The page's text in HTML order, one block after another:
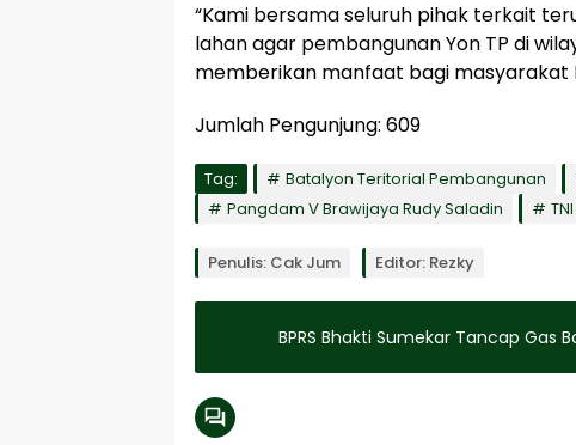
“Kami bersama seluruh pihak terkait
lahan agar pembangunan Yon TP di
memberikan manfaat bagi masyarakat
Jumlah Pengunjung: 609
Tag: Batalyon Teritorial Pembangunan
Pangdam V Brawijaya Rudy Saladin
Penulis: Cak Jum Editor: Rezky
BPRS Bhakti Sumekar Tancap Gas